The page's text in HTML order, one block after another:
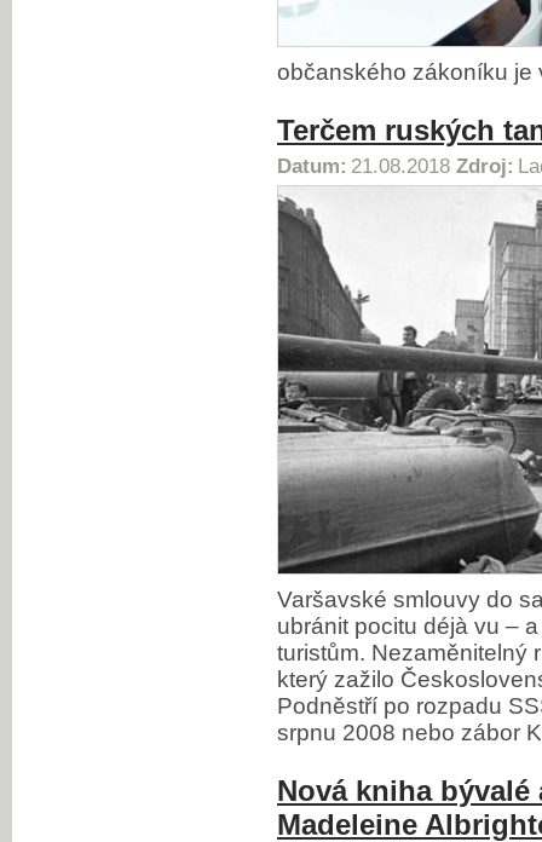
občanského zákoníku je
Terčem ruských
Datum: 21.08.2018 Zdroj:
Varšavské smlouvy do
ubránit pocitu déjà vu –
turistům. Nezaměnitelný
který zažilo
Podněstří po rozpadu
srpnu 2008 nebo zábor
Nová kniha
Madeleine